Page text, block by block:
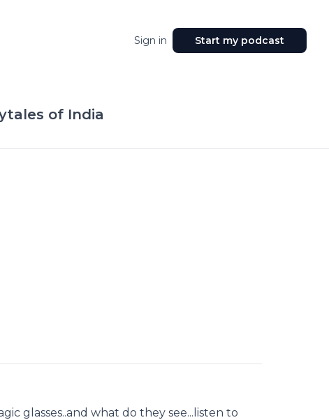
Sign in Start my podcast
of India
glasses..and what do they see...listen to